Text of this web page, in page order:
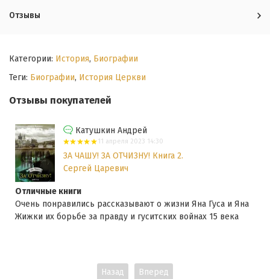
Отзывы
Категории: История, Биографии
Теги: Биографии, История Церкви
Отзывы покупателей
Катушкин Андрей
11 апреля 2023 14:30
ЗА ЧАШУ! ЗА ОТЧИЗНУ! Книга 2.
Сергей Царевич
Отличные книги
Очень понравились рассказывают о жизни Яна Гуса и Яна
Жижки их борьбе за правду и гуситских войнах 15 века
Назад Вперед